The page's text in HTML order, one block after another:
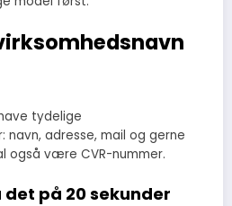
tydelige
navn, adresse, mail og gerne
også være CVR-nummer.
på 20 sekunder